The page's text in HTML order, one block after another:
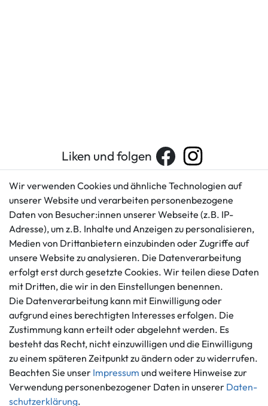
Liken und folgen
Kundenservice
+49 421 596586
Mo. - Fr. 9 - 16 Uhr
info@gameworld.de
Kontaktformular
Rechtliches
AGB
Impressum
Datenschutzerklärung
Barrierefreiheitserklärung
Widerrufs­recht
Vertrag widerrufen
Informationen
Ankauf
Über uns
Häufig gestellte Fragen
Zahlung und Versand
Zahlungsmöglichkeiten
Wir verwenden Cookies und ähnliche Technologien auf
unserer Website und verarbeiten personenbezogene
Daten von Besucher:innen unserer Webseite (z.B. IP-
Adresse), um z.B. Inhalte und Anzeigen zu personalisieren,
Medien von Drittanbietern einzubinden oder Zugriffe auf
unsere Website zu analysieren. Die Datenverarbeitung
erfolgt erst durch gesetzte Cookies. Wir teilen diese Daten
mit Dritten, die wir in den Einstellungen benennen.
Die Datenverarbeitung kann mit Einwilligung oder
aufgrund eines berechtigten Interesses erfolgen. Die
Zustimmung kann erteilt oder abgelehnt werden. Es
besteht das Recht, nicht einzuwilligen und die Einwilligung
zu einem späteren Zeitpunkt zu ändern oder zu widerrufen.
Beachten Sie unser Impressum und weitere Hinweise zur
Verwendung personenbezogener Daten in unserer Daten­
schutz­erklärung.